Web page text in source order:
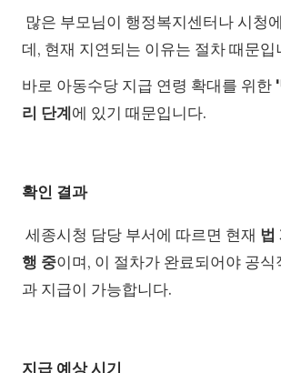
많은 부모님이 행정복지센터나 시청
데, 현재 지연되는 이유는 절차 때문입
바로 아동수당 지급 연령 확대를 위한
리 단계에 있기 때문입니다.
확인 결과
세종시청 담당 부서에 따르면 현재 법
행 중이며, 이 절차가 완료되어야 공
과 지급이 가능합니다.
지급 예상 시기